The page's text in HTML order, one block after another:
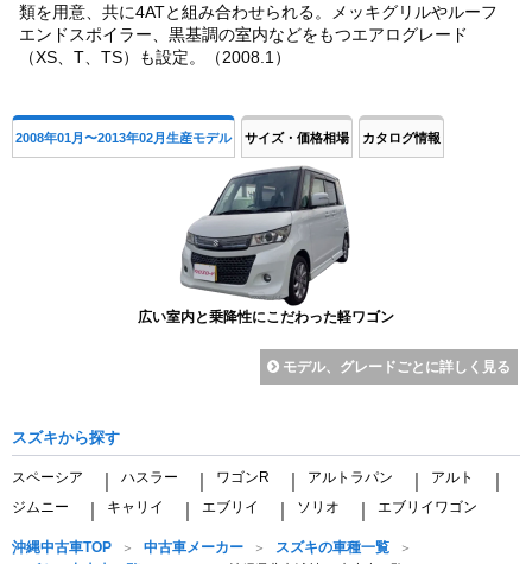
類を用意、共に4ATと組み合わせられる。メッキグリルやルーフ
エンドスポイラー、黒基調の室内などをもつエアログレード
（XS、T、TS）も設定。（2008.1）
2008年01月〜2013年02月生産モデル サイズ・価格相場 カタログ情報
広い室内と乗降性にこだわった軽ワゴン
モデル、グレードごとに詳しく見る
スズキから探す
スペーシア ハスラー ワゴンR アルトラパン アルト
ジムニー キャリイ エブリイ ソリオ エブリイワゴン
沖縄中古車TOP 中古車メーカー
スズキの車種一覧